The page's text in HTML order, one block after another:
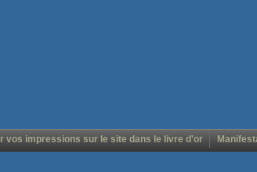
vos impressions sur le site dans le livre d'or